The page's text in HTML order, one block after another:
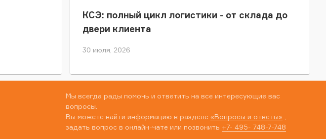
КСЭ: полный цикл логистики - от склада до
двери клиента
30 июля, 2026
Мы всегда рады помочь и ответить на все интересующие вас
вопросы.
Вы можете найти информацию в разделе «Вопросы и ответы»
задать вопрос в онлайн-чате или позвонить +7- 495- 748-7-748